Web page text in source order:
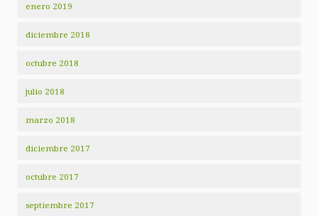
enero 2019
diciembre 2018
octubre 2018
julio 2018
marzo 2018
diciembre 2017
octubre 2017
septiembre 2017